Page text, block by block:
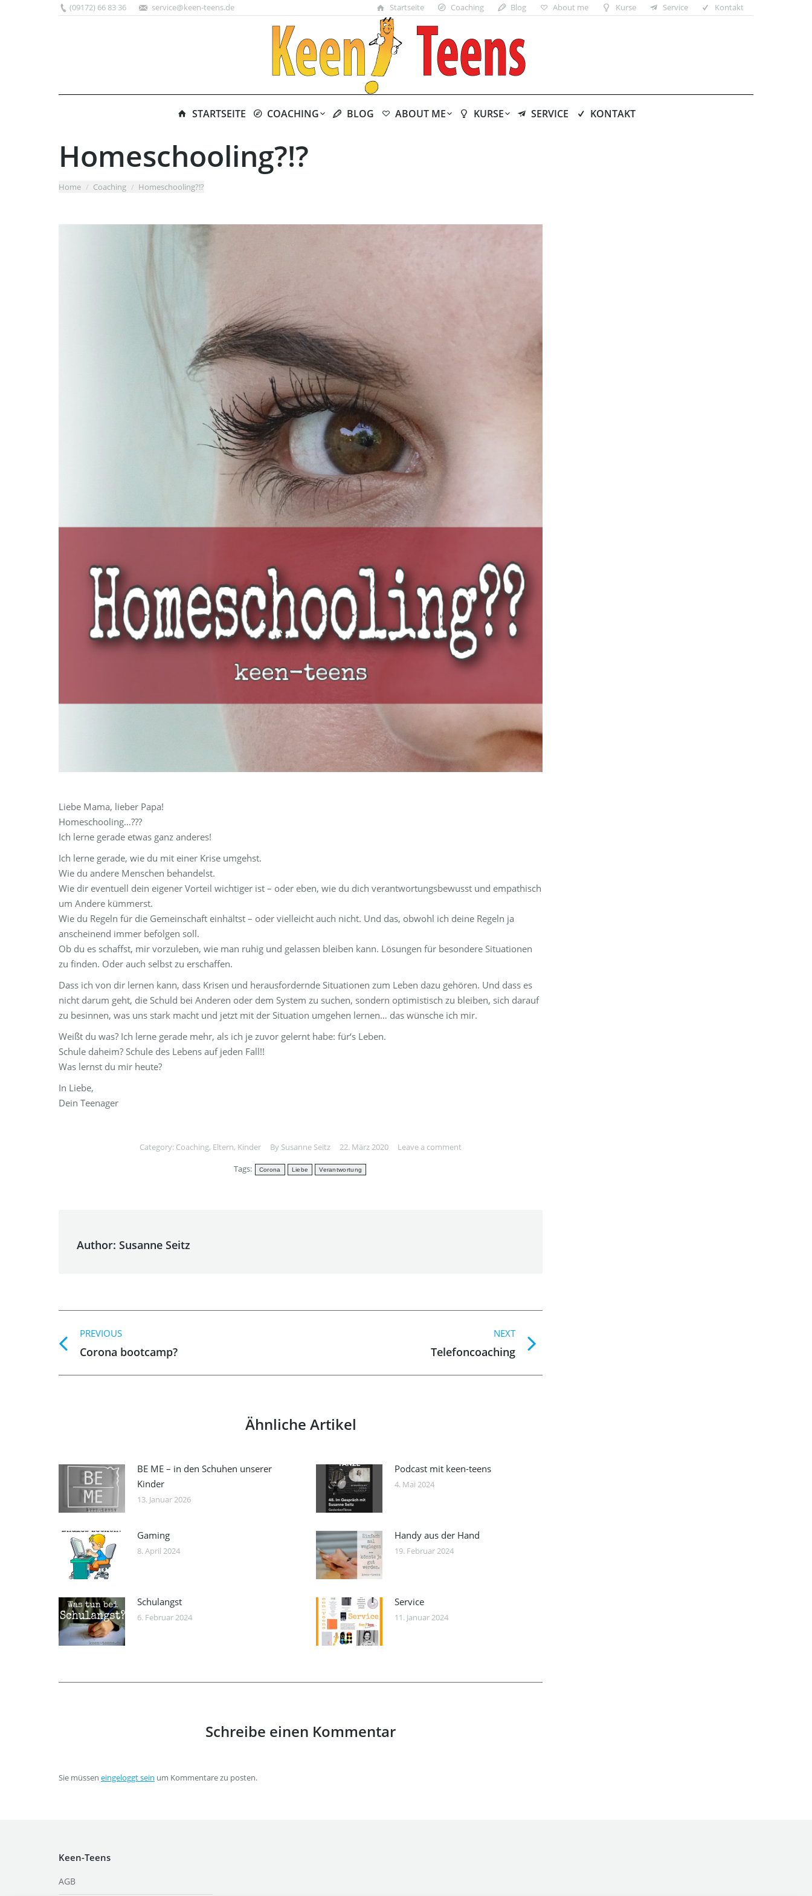
(09172) 66 83 36 service@keen-teens.de Startseite Coaching Blog About me Kurse Service Kontakt
STARTSEITE COACHING BLOG ABOUT ME KURSE SERVICE KONTAKT
Homeschooling?!?
You are here:
Home Coaching Homeschooling?!?
Liebe Mama, lieber Papa!
Homeschooling…???
Ich lerne gerade etwas ganz anderes!
Ich lerne gerade, wie du mit einer Krise umgehst.
Wie du andere Menschen behandelst.
Wie dir eventuell dein eigener Vorteil wichtiger ist – oder eben, wie du dich verantwortungsbewusst und empathisch
um Andere kümmerst.
Wie du Regeln für die Gemeinschaft einhältst – oder vielleicht auch nicht. Und das, obwohl ich deine Regeln ja
anscheinend immer befolgen soll.
Ob du es schaffst, mir vorzuleben, wie man ruhig und gelassen bleiben kann. Lösungen für besondere Situationen
zu finden. Oder auch selbst zu erschaffen.
Dass ich von dir lernen kann, dass Krisen und herausfordernde Situationen zum Leben dazu gehören. Und dass es
nicht darum geht, die Schuld bei Anderen oder dem System zu suchen, sondern optimistisch zu bleiben, sich darauf
zu besinnen, was uns stark macht und jetzt mit der Situation umgehen lernen… das wünsche ich mir.
Weißt du was? Ich lerne gerade mehr, als ich je zuvor gelernt habe: für‘s Leben.
Schule daheim? Schule des Lebens auf jeden Fall!!
Was lernst du mir heute?
In Liebe,
Dein Teenager
Category: Coaching, Eltern, Kinder By Susanne Seitz 22. März 2020
Leave a comment
Tags:
Corona Liebe Verantwortung
Author: Susanne Seitz
Post
navigation
PREVIOUS
Previous
Corona bootcamp?
NEXT
Telefoncoaching
Ähnliche Artikel
BE ME – in den Schuhen unserer
Kinder
13. Januar 2026
Podcast mit keen-teens
4. Mai 2024
Gaming
8. April 2024
Handy aus der Hand
19. Februar 2024
Schulangst
6. Februar 2024
Service
11. Januar 2024
Schreibe einen Kommentar
Sie müssen eingeloggt sein um Kommentare zu posten.
Keen-Teens
AGB